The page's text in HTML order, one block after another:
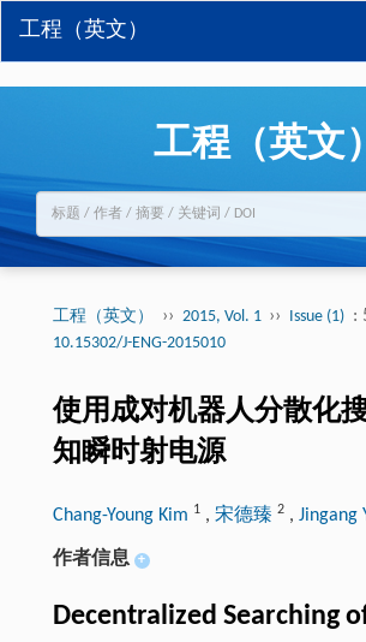
工程（英文）
工程（英文）
工程（英文） ›› 2015, Vol. 1 ›› Issue (1) :
10.15302/J-ENG-2015010
使用成对机器人分散化
知瞬时射电源
Chang-Young Kim 1, 宋德臻 2, Jingang
作者信息 +
Decentralized Searching